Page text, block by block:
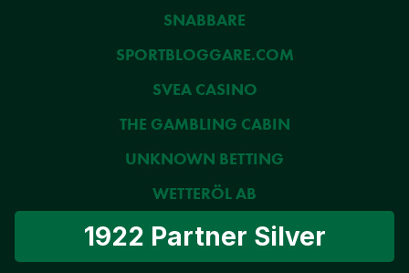
SNABBARE
SPORTBLOGGARE.COM
SVEA CASINO
THE GAMBLING CABIN
UNKNOWN BETTING
WETTERÖL AB
1922 Partner Silver